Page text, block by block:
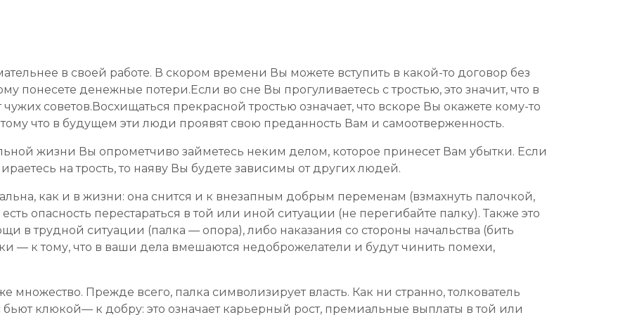
в своей работе. В скором времени Вы можете вступить в какой-то договор без
понесете денежные потери.Если во сне Вы прогуливаетесь с тростью, это значит, что в
советов.Восхищаться прекрасной тростью означает, что вскоре Вы окажете кому-то
что в будущем эти люди проявят свою преданность Вам и самоотверженность.
жизни Вы опрометчиво займетесь неким делом, которое принесет Вам убытки. Если
на трость, то наяву Вы будете зависимы от других людей.
как и в жизни: она снится и к внезапным добрым переменам (взмахнуть палочкой,
опасность перестараться в той или иной ситуации (не перегибайте палку). Также это
в трудной ситуации (палка — опора), либо наказания со стороны начальства (бить
— к тому, что в ваши дела вмешаются недоброжелатели и будут чинить помехи,
множество. Прежде всего, палка символизирует власть. Как ни странно, толкователь
бьют клюкой— к добру: это означает карьерный рост, премиальные выплаты в той или